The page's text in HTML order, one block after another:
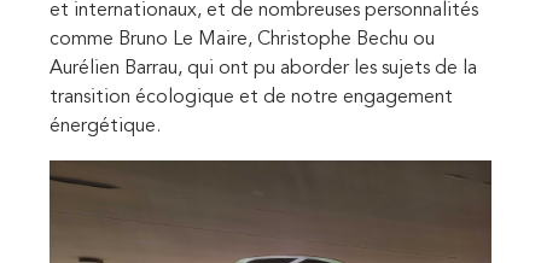
et internationaux, et de nombreuses personnalités
comme Bruno Le Maire, Christophe Bechu ou
Aurélien Barrau, qui ont pu aborder les sujets de la
transition écologique et de notre engagement
énergétique.